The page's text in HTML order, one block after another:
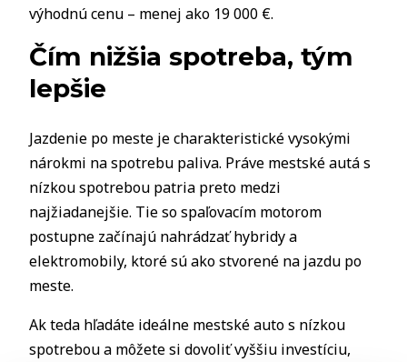
výhodnú cenu – menej ako 19 000 €.
Čím nižšia spotreba, tým
lepšie
Jazdenie po meste je charakteristické vysokými
nárokmi na spotrebu paliva. Práve mestské autá s
nízkou spotrebou patria preto medzi
najžiadanejšie. Tie so spaľovacím motorom
postupne začínajú nahrádzať hybridy a
elektromobily, ktoré sú ako stvorené na jazdu po
meste.
Ak teda hľadáte ideálne mestské auto s nízkou
spotrebou a môžete si dovoliť vyššiu investíciu,